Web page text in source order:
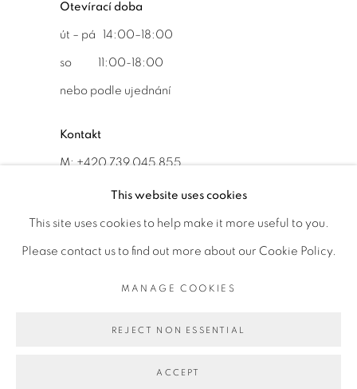
Otevírací doba
út – pá 14:00–18:00
so 11:00-18:00
nebo podle ujednání
Kontakt
M: +420 739 045 855
info@boldgallery.art
AUTORSKÁ PRÁVA VYHRAZENA © 2026 BOLD GALLERY
This website uses cookies
This site uses cookies to help make it more useful to you.
Please contact us to find out more about our Cookie Policy.
MANAGE COOKIES
REJECT NON ESSENTIAL
ACCEPT